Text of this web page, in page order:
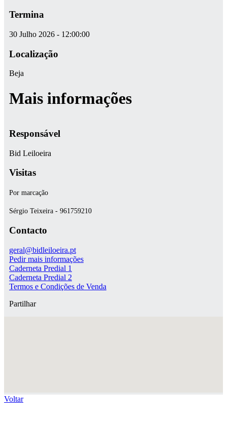
Termina
30 Julho 2026 - 12:00:00
Localização
Beja
Mais informações
Responsável
Bid Leiloeira
Visitas
­­­­Por marcação
Sérgio Teixeira - 961759210
Contacto
geral@bidleiloeira.pt
Pedir mais informações
Caderneta Predial 1
Caderneta Predial 2
Termos e Condições de Venda
Partilhar
Voltar